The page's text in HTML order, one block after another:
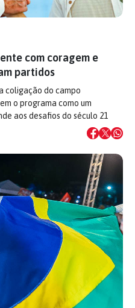
com coragem e
partidos
coligação do campo
o programa como um
aos desafios do século 21